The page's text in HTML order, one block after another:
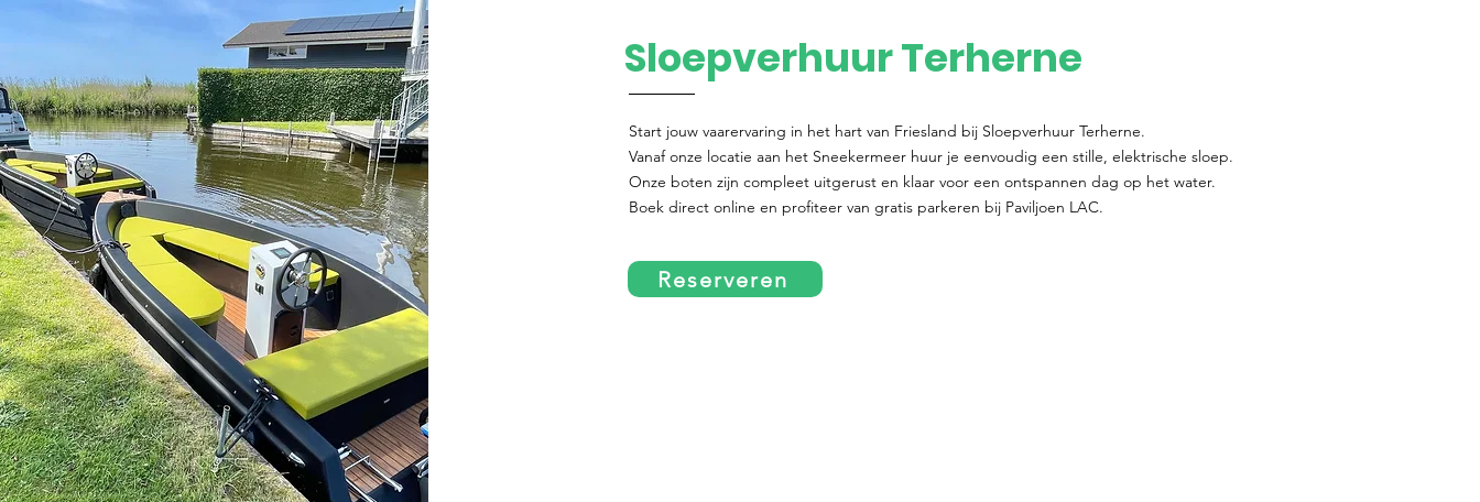
Sloepverhuur Terherne
Start jouw vaarervaring in het hart van Friesland bij Sloepverhuur Terherne.
Vanaf onze locatie aan het Sneekermeer huur je eenvoudig een stille, elektrische sloep.
Onze boten zijn compleet uitgerust en klaar voor een ontspannen dag op het water.
Boek direct online en profiteer van gratis parkeren bij Paviljoen LAC.
Reserveren